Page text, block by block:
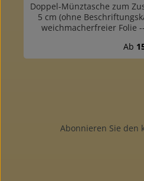
Doppel-Münztasche zum
5 cm (ohne
weichmacherfreier Folie
Diakästenin die eine
44 mm Durchmesser,
Ab
Abonnieren Sie den